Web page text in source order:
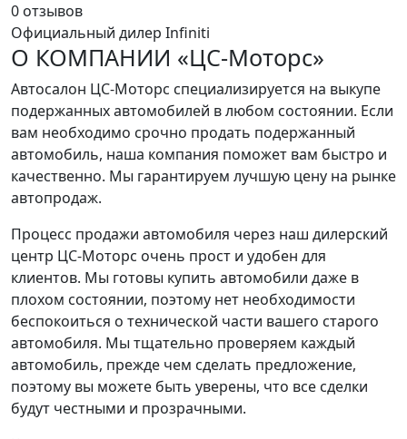
0 отзывов
Официальный дилер Infiniti
О КОМПАНИИ «ЦС-Моторс»
Автосалон ЦС-Моторс специализируется на выкупе
подержанных автомобилей в любом состоянии. Если
вам необходимо срочно продать подержанный
автомобиль, наша компания поможет вам быстро и
качественно. Мы гарантируем лучшую цену на рынке
автопродаж.
Процесс продажи автомобиля через наш дилерский
центр ЦС-Моторс очень прост и удобен для
клиентов. Мы готовы купить автомобили даже в
плохом состоянии, поэтому нет необходимости
беспокоиться о технической части вашего старого
автомобиля. Мы тщательно проверяем каждый
автомобиль, прежде чем сделать предложение,
поэтому вы можете быть уверены, что все сделки
будут честными и прозрачными.